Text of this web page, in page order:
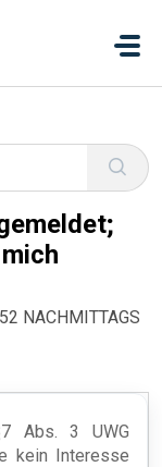
NACHMITTAGS
Abs. 3 UWG
kein Interesse